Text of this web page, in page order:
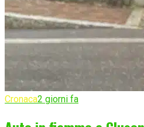
Cronaca2 giorni fa